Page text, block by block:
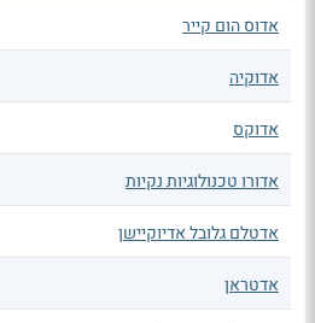
אדוס הום קייר
אדוקיה
אדוקס
אדורו טכנולוגיות נקיות
אדטלם גלובל אדיוקיישן
אדטראן